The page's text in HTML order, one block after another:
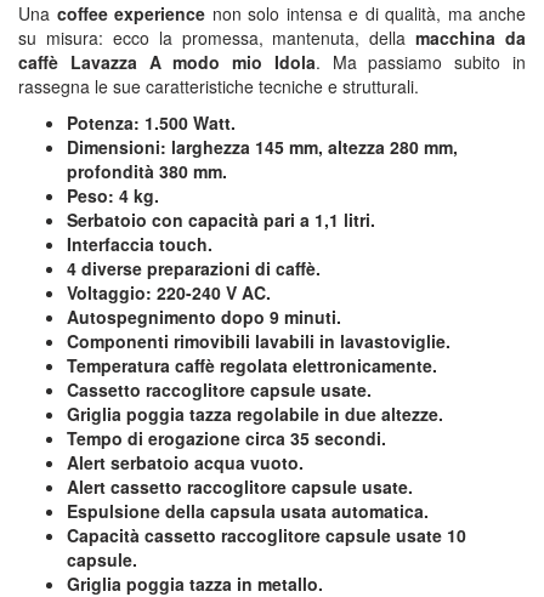
Una coffee experience non solo intensa e di qualità, ma anche
su misura: ecco la promessa, mantenuta, dellamacchina da
caffè Lavazza A modo mio Idola. Ma passiamo subito in
rassegna le sue caratteristiche tecniche e strutturali.
Potenza: 1.500 Watt.
Dimensioni: larghezza 145 mm, altezza 280 mm,
profondità 380 mm.
Peso: 4 kg.
Serbatoio con capacità pari a 1,1 litri.
Interfaccia touch.
4 diverse preparazioni di caffè.
Voltaggio: 220-240 V AC.
Autospegnimento dopo 9 minuti.
Componenti rimovibili lavabili in lavastoviglie.
Temperatura caffè regolata elettronicamente.
Cassetto raccoglitore capsule usate.
Griglia poggia tazza regolabile in due altezze.
Tempo di erogazione circa 35 secondi.
Alert serbatoio acqua vuoto.
Alert cassetto raccoglitore capsule usate.
Espulsione della capsula usata automatica.
Capacità cassetto raccoglitore capsule usate 10
capsule.
Griglia poggia tazza in metallo.